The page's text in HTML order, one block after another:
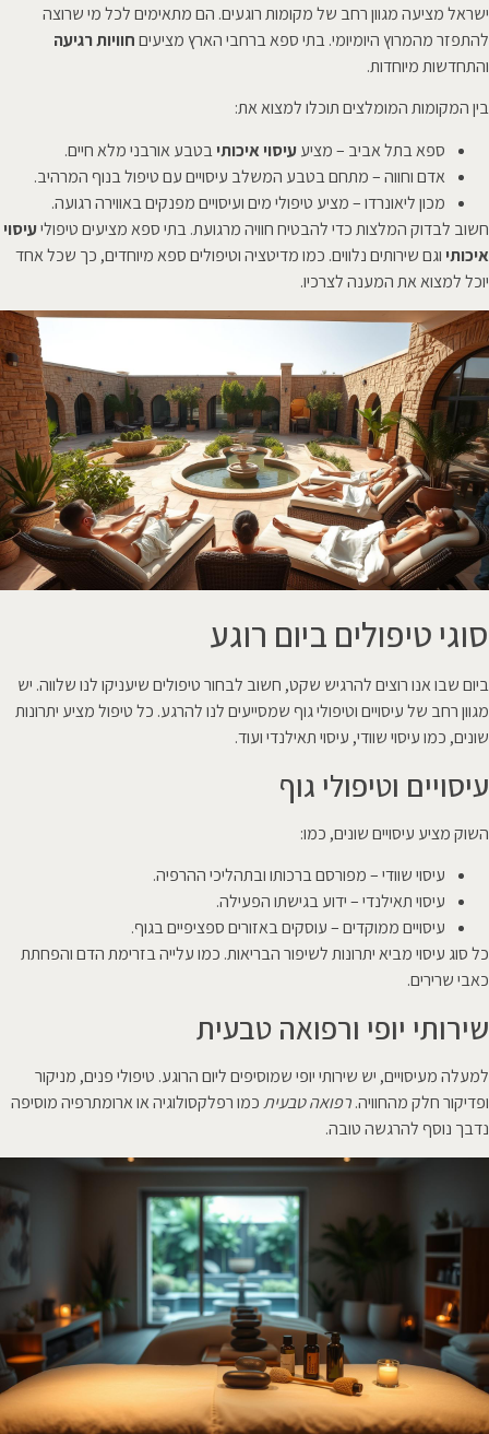
ישראל מציעה מגוון רחב של מקומות רוגעים. הם מתאימים לכל מי שרוצה
להתפזר מהמרוץ היומיומי. בתי ספא ברחבי הארץ מציעיםחוויות רגיעה
והתחדשות מיוחדות.
בין המקומות המומלצים תוכלו למצוא את:
ספא בתל אביב – מציעעיסוי איכותיבטבע אורבני מלא חיים.
אדם וחווה – מתחם בטבע המשלב עיסויים עם טיפול בנוף המרהיב.
מכון ליאונרדו – מציע טיפולי מים ועיסויים מפנקים באווירה רגועה.
חשוב לבדוק המלצות כדי להבטיח חוויה מרגועת. בתי ספא מציעים טיפוליעיסוי
איכותי וגם שירותים נלווים. כמו מדיטציה וטיפולים ספא מיוחדים, כך שכל אחד
יוכל למצוא את המענה לצרכיו.
סוגי טיפולים ביום רוגע
ביום שבו אנו רוצים להרגיש שקט, חשוב לבחור טיפולים שיעניקו לנו שלווה. יש
מגוון רחב של עיסויים וטיפולי גוף שמסייעים לנו להרגע. כל טיפול מציע יתרונות
שונים, כמו עיסוי שוודי, עיסוי תאילנדי ועוד.
עיסויים וטיפולי גוף
השוק מציע עיסויים שונים, כמו:
עיסוי שוודי – מפורסם ברכותו ובתהליכי ההרפיה.
עיסוי תאילנדי – ידוע בגישתו הפעילה.
עיסויים ממוקדים – עוסקים באזורים ספציפיים בגוף.
כל סוג עיסוי מביא יתרונות לשיפור הבריאות. כמו עלייה בזרימת הדם והפחתת
כאבי שרירים.
שירותי יופי ורפואה טבעית
למעלה מעיסויים, יש שירותי יופי שמוסיפים ליום הרוגע. טיפולי פנים, מניקור
ופדיקור חלק מהחוויה.רפואה טבעיתכמו רפלקסולוגיה או ארומתרפיה מוסיפה
נדבך נוסף להרגשה טובה.